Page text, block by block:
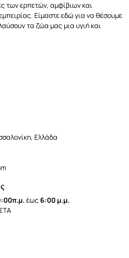
των ερπετών, αμφίβιων και
Είμαστε εδώ για να θέσουμε
τα ζώα μας μια υγιή και
Ελλάδα
έως 6:00 μ.μ.